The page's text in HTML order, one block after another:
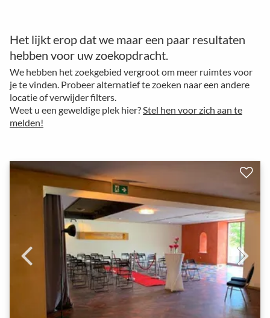
Het lijkt erop dat we maar een paar resultaten
hebben voor uw zoekopdracht.
We hebben het zoekgebied vergroot om meer ruimtes voor
je te vinden. Probeer alternatief te zoeken naar een andere
locatie of verwijder filters.
Weet u een geweldige plek hier? Stel hen voor zich aan te
melden!